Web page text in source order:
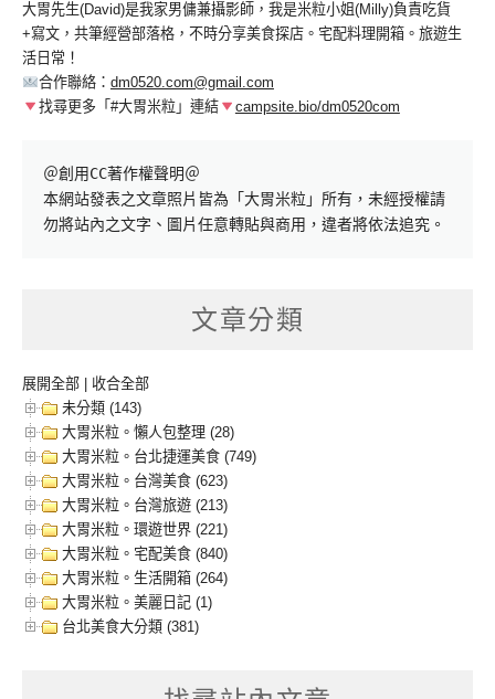
大胃先生(David)是我家男傭兼攝影師，我是米粒小姐(Milly)負責吃貨
+寫文，共筆經營部落格，不時分享美食探店。宅配料理開箱。旅遊生
活日常！
合作聯絡： dm0520.com@gmail.com
找尋更多「#大胃米粒」連結
campsite.bio/dm0520com
＠創用CC著作權聲明＠
本網站發表之文章照片皆為「大胃米粒」所有，未經授權請
勿將站內之文字、圖片任意轉貼與商用，違者將依法追究。
文章分類
展開全部
收合全部
未分類 (143)
大胃米粒。懶人包整理 (28)
大胃米粒。台北捷運美食 (749)
大胃米粒。台灣美食 (623)
大胃米粒。台灣旅遊 (213)
大胃米粒。環遊世界 (221)
大胃米粒。宅配美食 (840)
大胃米粒。生活開箱 (264)
大胃米粒。美麗日記 (1)
台北美食大分類 (381)